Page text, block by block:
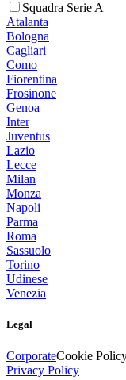
Squadra Serie A
Atalanta
Bologna
Cagliari
Como
Fiorentina
Frosinone
Genoa
Inter
Juventus
Lazio
Lecce
Milan
Monza
Napoli
Parma
Roma
Sassuolo
Torino
Udinese
Venezia
Legal
CorporateCookie
Privacy Policy